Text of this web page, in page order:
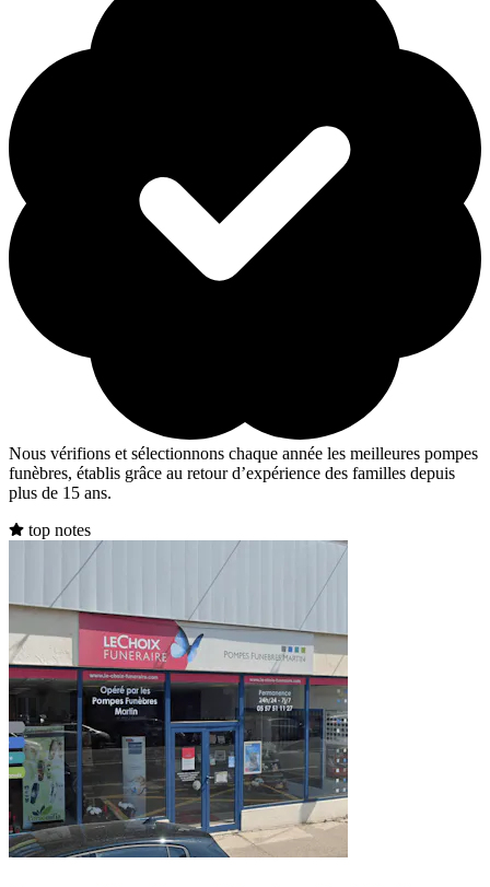
Nous vérifions et sélectionnons chaque année les meilleures pompes
funèbres, établis grâce au retour d’expérience des familles depuis
plus de 15 ans.
top notes